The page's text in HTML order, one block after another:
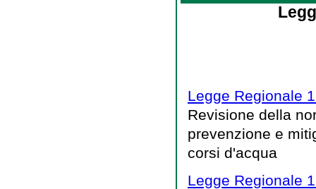
Legge Regionale
Revisione della
prevenzione e
corsi d'acqua
Legge Regionale